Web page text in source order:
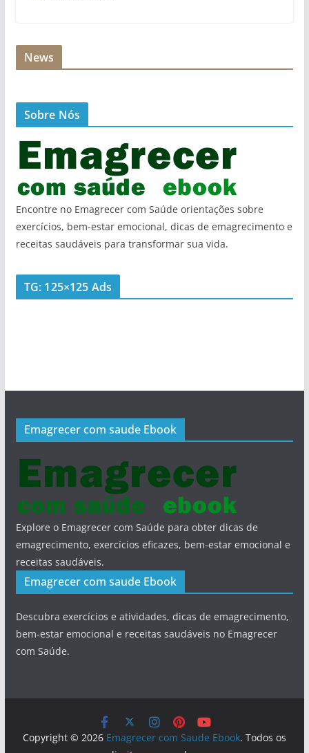
News
Sobre Nós
Encontre no Emagrecer com Saúde orientações sobre
exercícios, bem-estar emocional, dicas de emagrecimento e
receitas saudáveis para transformar sua vida.
TG: 125×125 Ads
Emagrecer com saude Ebook
Explore o Emagrecer com Saúde para obter dicas de
emagrecimento, exercícios eficazes, bem-estar emocional e
receitas saudáveis.
Emagrecer com saude Ebook
Descubra exercícios e atividades, dicas de emagrecimento,
bem-estar emocional e receitas saudáveis no Emagrecer
com Saúde.
Copyright © 2026 Emagrecer com Saude Ebook. Todos os